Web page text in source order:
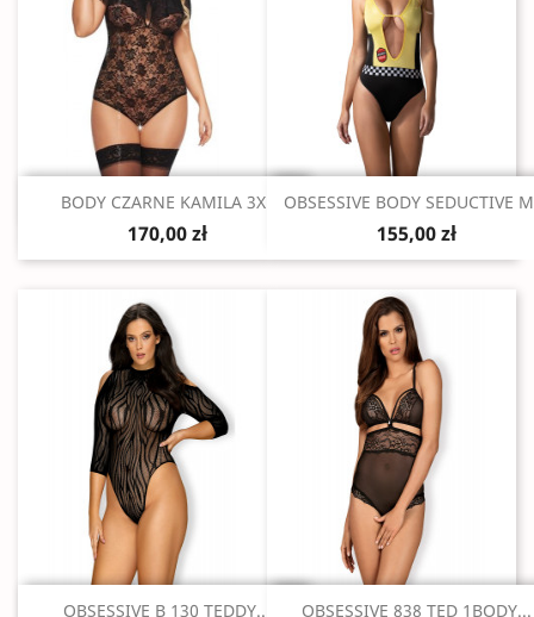
 Szybki podgląd
BODY CZARNE KAMILA 3XL
170,00 zł
Szybki podgląd
OBSESSIVE BODY SEDUCTIVE
155,00 zł
Szybki podgląd
OBSESSIVE B 130 TEDDY... Szybki podgląd
OBSESSIVE 838 TED 1BODY...